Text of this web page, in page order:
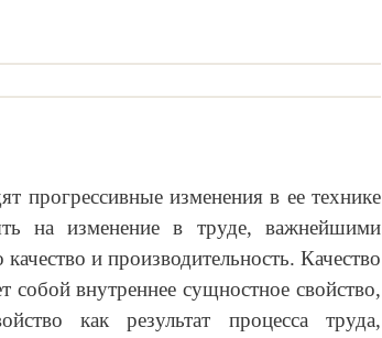
прогрессивные изменения в ее технике
на изменение в труде, важнейшими
и производительность. Качество
собой внутреннее сущностное свойство,
как результат процесса труда,